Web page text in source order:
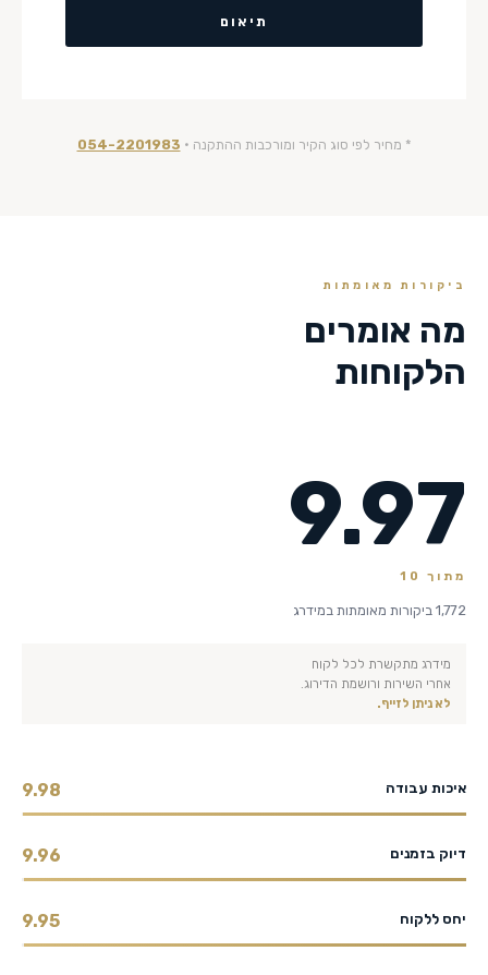
תיאום
* מחיר לפי סוג הקיר ומורכבות ההתקנה · 054-2201983
ביקורות מאומתות
מה אומרים
הלקוחות
9.97
מתוך 10
1,772 ביקורות מאומתות במידרג
מידרג מתקשרת לכל לקוח
אחרי השירות ורושמת הדירוג.
לא ניתן לזייף.
איכות עבודה 9.98
דיוק בזמנים 9.96
יחס ללקוח 9.95